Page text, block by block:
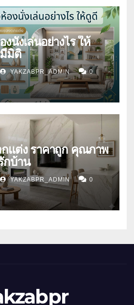
นั่งเล่นอย่างไร ให้
มิติ
YAKZABPR_ADMIN 0
แต่ง ราคาถูก คุณภาพ
กบ้าน
YAKZABPR_ADMIN 0